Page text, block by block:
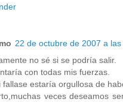
22 de octubre de 2007 a las
no sé si se podría salir.
con todas mis fuerzas.
fallase estaría orgullosa de
veces deseamos